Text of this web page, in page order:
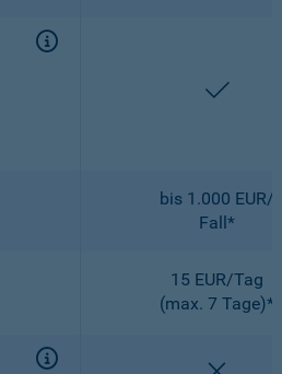
bis 1.000 EUR/
Fall*
15 EUR/Tag
(max. 7 Tage)*